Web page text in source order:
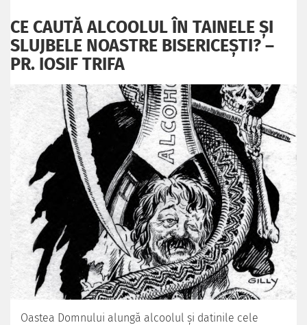
CE CAUTĂ ALCOOLUL ÎN TAINELE ŞI
SLUJBELE NOASTRE BISERICEŞTI? –
PR. IOSIF TRIFA
Oastea Domnului alungă alcoolul şi datinile cele